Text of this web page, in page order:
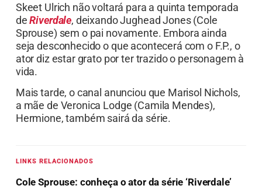
Skeet Ulrich não voltará para a quinta temporada
deRiverdale, deixando Jughead Jones (Cole
Sprouse) sem o pai novamente. Embora ainda
seja desconhecido o que acontecerá com o F.P., o
ator diz estar grato por ter trazido o personagem à
vida.
Mais tarde, o canal anunciou que Marisol Nichols,
a mãe de Veronica Lodge (Camila Mendes),
Hermione, também sairá da série.
LINKS RELACIONADOS
Cole Sprouse: conheça o ator da série ‘Riverdale’